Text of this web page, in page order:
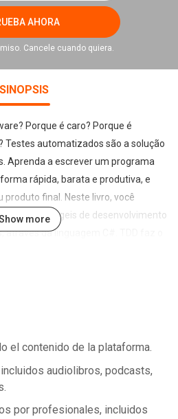
AHORA
Cancele cuando quiera.
SINOPSIS
Porque é caro? Porque é
Testes automatizados são a solução
Aprenda a escrever um programa
rápida, barata e produtiva, e
produto final. Neste livro, você
práticas ágeis de desenvolvimento
através da linguagem C#. TDD faz o
código mais testado, com menos
desse livro foram escritos em C#.
more
el contenido de la plataforma.
audiolibros, podcasts,
por profesionales, incluidos